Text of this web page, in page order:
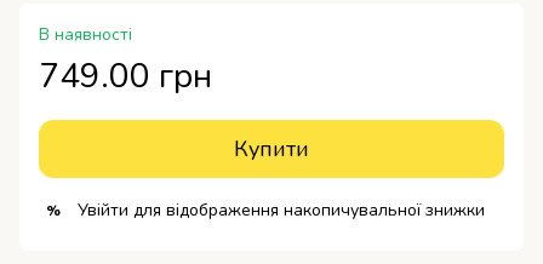
В наявності
749.00 грн
Купити
% Увійти для відображення накопичувальної знижки